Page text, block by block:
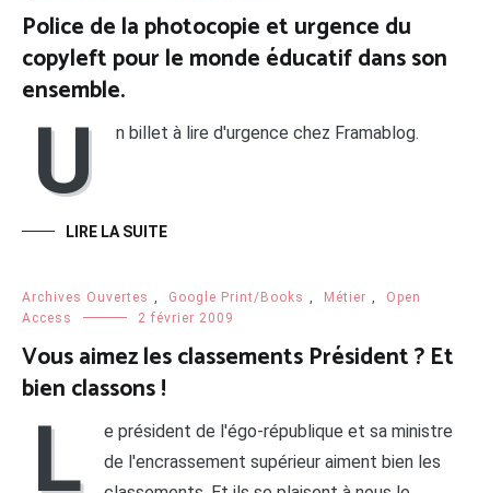
Police de la photocopie et urgence du
copyleft pour le monde éducatif dans son
ensemble.
U n billet à lire d'urgence chez Framablog.
LIRE LA SUITE
Archives Ouvertes Google Print/Books Métier
Open
Access
2 février 2009
Vous aimez les classements Président ? Et
bien classons !
L
e président de l'égo-république et sa ministre
de l'encrassement supérieur aiment bien les